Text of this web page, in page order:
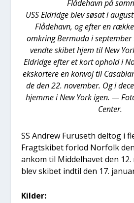
Flå­de­havn på
USS Eldrid­ge blev søsat i
Flå­de­havn, og efter en
omkring Ber­m­u­da i
vend­te ski­bet hjem til New
Eldrid­ge efter et kort ophold i
eks­kor­te­re en kon­voj til
de den 22. novem­ber. Og i
hjem­me i New York igen. —
Cen­ter.
SS Andrew Furu­seth delt­og i
Fragtski­bet for­lod Nor­folk
ankom til Mid­del­ha­vet den
blev ski­bet ind­til den 17.
Kil­der: